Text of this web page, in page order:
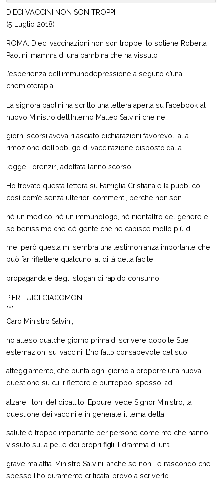
DIECI VACCINI NON SON TROPPI
(5 Luglio 2018)
ROMA. Dieci vaccinazioni non son troppe, lo sotiene Roberta
Paolini, mamma di una bambina che ha vissuto
l’esperienza dell’immunodepressione a seguito d’una
chemioterapia.
La signora paolini ha scritto una lettera aperta su Facebook al
nuovo Ministro dell’Interno Matteo Salvini che nei
giorni scorsi aveva rilasciato dichiarazioni favorevoli alla
rimozione dell’obbligo di vaccinazione disposto dalla
legge Lorenzin, adottata l’anno scorso .
Ho trovato questa lettera su Famiglia Cristiana e la pubblico
così com’è senza ulteriori commenti, perché non son
né un medico, né un immunologo, né nient’altro del genere e
so benissimo che c’è gente che ne capisce molto più di
me, però questa mi sembra una testimonianza importante che
può far riflettere qualcuno, al di là della facile
propaganda e degli slogan di rapido consumo.
PIER LUIGI GIACOMONI
***
Caro Ministro Salvini,
ho atteso qualche giorno prima di scrivere dopo le Sue
esternazioni sui vaccini. L’ho fatto consapevole del suo
atteggiamento, che punta ogni giorno a proporre una nuova
questione su cui riflettere e purtroppo, spesso, ad
alzare i toni del dibattito. Eppure, vede Signor Ministro, la
questione dei vaccini e in generale il tema della
salute è troppo importante per persone come me che hanno
vissuto sulla pelle dei propri figli il dramma di una
grave malattia. Ministro Salvini, anche se non Le nascondo che
spesso l’ho duramente criticata, provo a scriverle